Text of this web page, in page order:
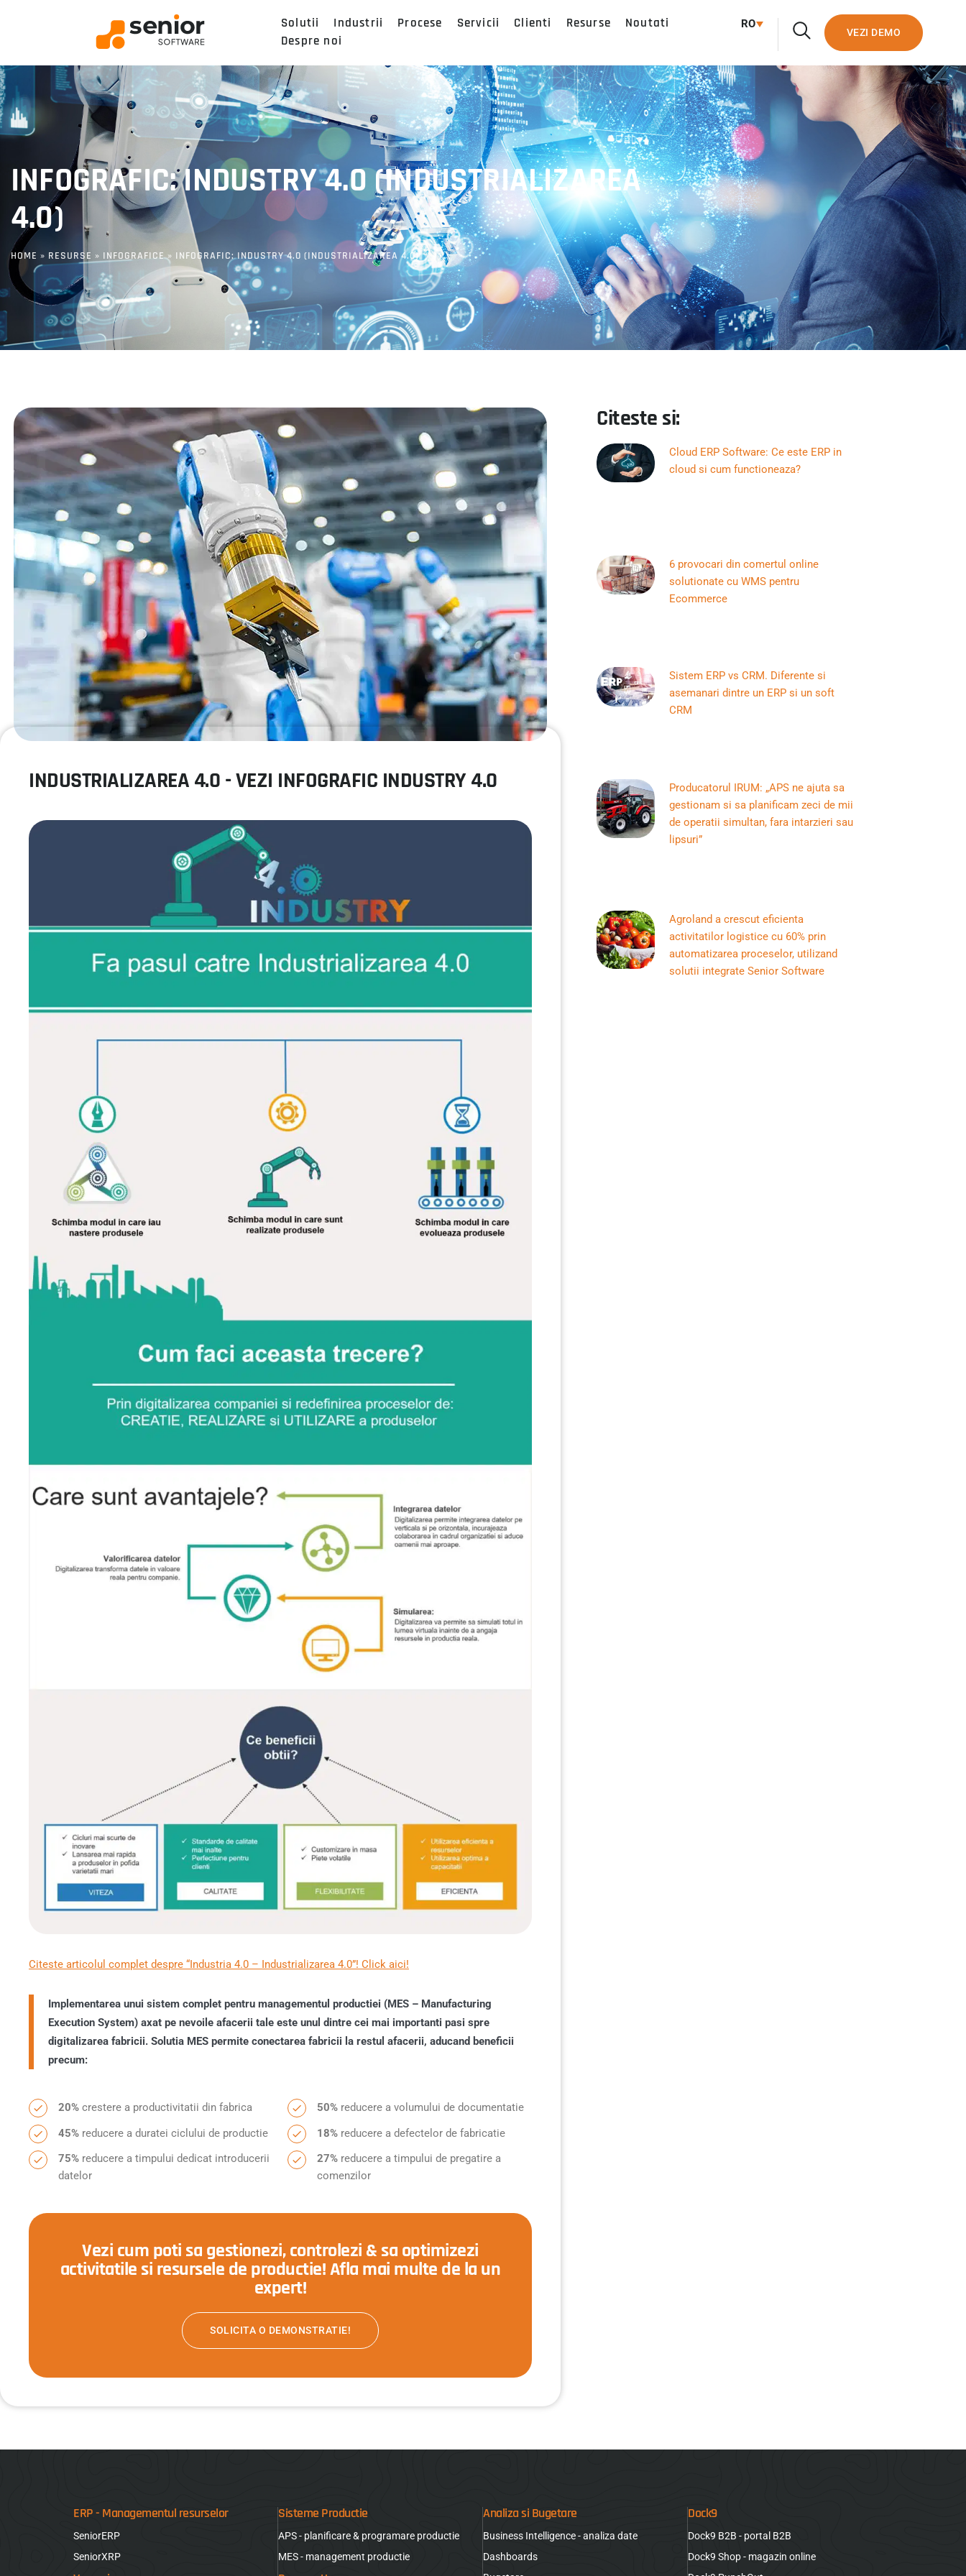
Solutii Industrii Procese Servicii Clienti Resurse
Noutati
Despre noi
RO
VEZI DEMO
INFOGRAFIC: INDUSTRY 4.0 (INDUSTRIALIZAREA
4.0)
HOME » RESURSE » INFOGRAFICE» INFOGRAFIC: INDUSTRY 4.0 (INDUSTRIALIZAREA 4.0)
INDUSTRIALIZAREA 4.0 - VEZI INFOGRAFIC INDUSTRY 4.0
Citeste articolul complet despre “Industria 4.0 – Industrializarea 4.0”! Click aici!
Implementarea unui sistem complet pentru managementul productiei (MES – Manufacturing
Execution System) axat pe nevoile afacerii tale este unul dintre cei mai importanti pasi spre
digitalizarea fabricii. Solutia MES permite conectarea fabricii la restul afacerii, aducand beneficii
precum:
20% crestere a productivitatii din fabrica
45% reducere a duratei ciclului de productie
75% reducere a timpului dedicat introducerii
datelor
50% reducere a volumului de documentatie
18% reducere a defectelor de fabricatie
27% reducere a timpului de pregatire a
comenzilor
Vezi cum poti sa gestionezi, controlezi & sa optimizezi
activitatile si resursele de productie! Afla mai multe de la un
expert!
SOLICITA O DEMONSTRATIE!
Citeste si:
Cloud ERP Software: Ce este ERP in
cloud si cum functioneaza?
6 provocari din comertul online
solutionate cu WMS pentru
Ecommerce
Sistem ERP vs CRM. Diferente si
asemanari dintre un ERP si un soft
CRM
Producatorul IRUM: „APS ne ajuta sa
gestionam si sa planificam zeci de mii
de operatii simultan, fara intarzieri sau
lipsuri”
Agroland a crescut eficienta
activitatilor logistice cu 60% prin
automatizarea proceselor, utilizand
solutii integrate Senior Software
ERP - Managementul resurselor
SeniorERP
SeniorXRP
Sisteme Productie
APS - planificare & programare productie
MES - management productie
Analiza si Bugetare
Business Intelligence - analiza date
Dashboards
Dock9
Dock9 B2B - portal B2B
Dock9 Shop - magazin online